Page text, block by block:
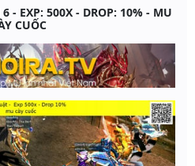
- EXP: 500X - DROP: 10% - MU
CUỐC